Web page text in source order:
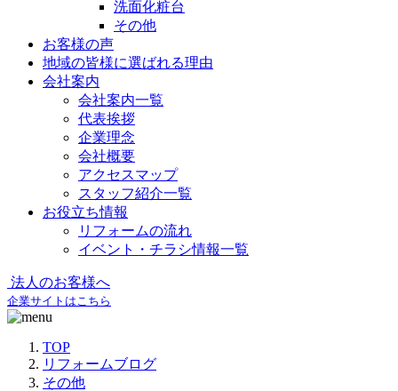
洗面化粧台
その他
お客様の声
地域の皆様に選ばれる理由
会社案内
会社案内一覧
代表挨拶
企業理念
会社概要
アクセスマップ
スタッフ紹介一覧
お役立ち情報
リフォームの流れ
イベント・チラシ情報一覧
法人のお客様へ
企業サイトはこちら
TOP
リフォームブログ
その他